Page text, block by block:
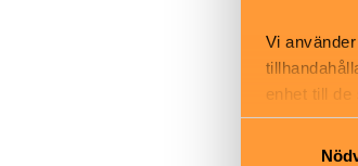
Vi
enhet till